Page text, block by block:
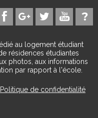
au logement étudiant
résidences étudiantes
photos, aux informations
par rapport à l'école.
Politique de confidentialité